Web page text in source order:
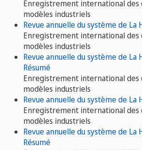
Enregistrement international des
modèles industriels
Revue annuelle du système de La
Enregistrement international des
modèles industriels
Revue annuelle du système de La
Résumé
Enregistrement international des
modèles industriels
Revue annuelle du système de La
Enregistrement international des
modèles industriels
Revue annuelle du système de La
Résumé